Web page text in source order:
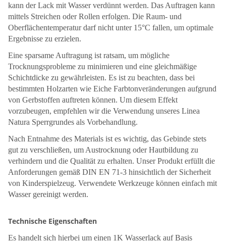
kann der Lack mit Wasser verdünnt werden. Das Auftragen kann
mittels Streichen oder Rollen erfolgen. Die Raum- und
Oberflächentemperatur darf nicht unter 15°C fallen, um optimale
Ergebnisse zu erzielen.
Eine sparsame Auftragung ist ratsam, um mögliche
Trocknungsprobleme zu minimieren und eine gleichmäßige
Schichtdicke zu gewährleisten. Es ist zu beachten, dass bei
bestimmten Holzarten wie Eiche Farbtonveränderungen aufgrund
von Gerbstoffen auftreten können. Um diesem Effekt
vorzubeugen, empfehlen wir die Verwendung unseres Linea
Natura Sperrgrundes als Vorbehandlung.
Nach Entnahme des Materials ist es wichtig, das Gebinde stets
gut zu verschließen, um Austrocknung oder Hautbildung zu
verhindern und die Qualität zu erhalten. Unser Produkt erfüllt die
Anforderungen gemäß DIN EN 71-3 hinsichtlich der Sicherheit
von Kinderspielzeug. Verwendete Werkzeuge können einfach mit
Wasser gereinigt werden.
Technische Eigenschaften
Es handelt sich hierbei um einen 1K Wasserlack auf Basis